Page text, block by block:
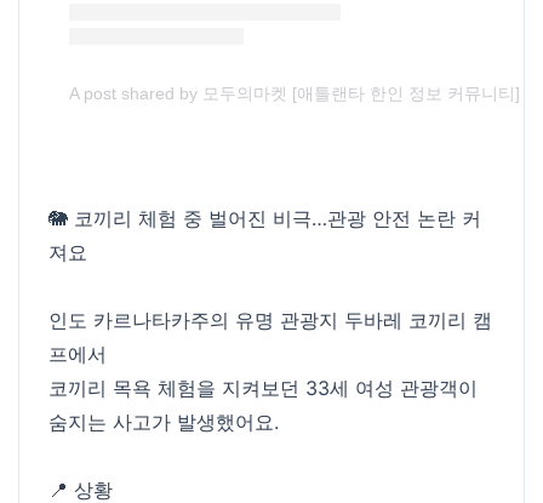
A post shared by 모두의마켓 [애틀랜타 한인 정보 커뮤니티]
🐘 코끼리 체험 중 벌어진 비극…관광 안전 논란 커
져요
인도 카르나타카주의 유명 관광지 두바레 코끼리 캠
프에서
코끼리 목욕 체험을 지켜보던 33세 여성 관광객이
숨지는 사고가 발생했어요.
📍 상황